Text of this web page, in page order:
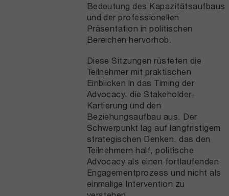
Bedeutung des Kapazitätsaufbaus
und der professionellen
Präsentation in politischen
Bereichen hervorhob.
Diese Sitzungen rüsteten die
Teilnehmer mit praktischen
Einblicken in das Timing der
Advocacy, die Stakeholder-
Kartierung und den
Beziehungsaufbau aus. Der
Schwerpunkt lag auf langfristigem
strategischen Denken, das den
Teilnehmern half, politische
Advocacy als einen fortlaufenden
Engagementprozess und nicht als
einmalige Intervention zu